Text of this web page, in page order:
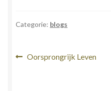
Categorie: blogs
Bericht
Vorig
Oorsprongrijk Leven